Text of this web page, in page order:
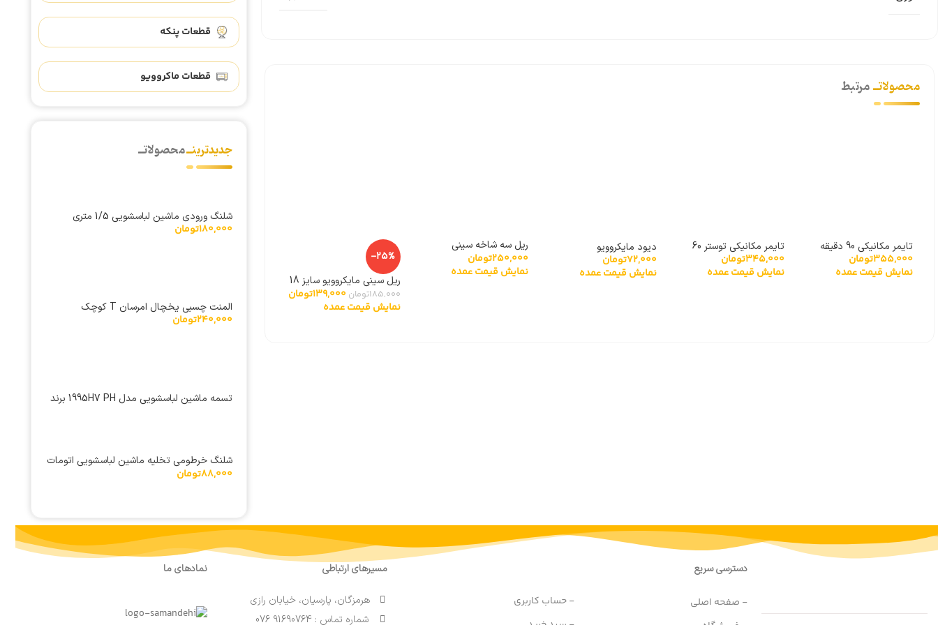
محصولاتــمرتبط
تایمر مکانیکی 90 دقیقه
355,000تومان
نمایش قیمت عمده
تایمر مکانیکی توستر 60
دقیقه
345,000تومان
نمایش قیمت عمده
دیود مایکروویو
72,000تومان
نمایش قیمت عمده
ریل سه شاخه سینی
مایکروویو
250,000تومان
نمایش قیمت عمده
-25%
ریل سینی مایکروویو سایز 18
سانتی متر
185,000تومان 139,000تومان
نمایش قیمت عمده
قطعات پنکه
قطعات ماکروویو
جدیدترینــمحصولاتــ
شلنگ ورودی ماشین لباسشویی 1/5 متری
180,000تومان
المنت چسبی یخچال امرسان T کوچک
240,000تومان
تسمه ماشین لباسشویی مدل 1995H7 PH برند
شلنگ خرطومی تخلیه ماشین لباسشویی اتومات
3 متری
88,000تومان
دسترسی سریع
- صفحه اصلی
- حساب کاربری
مسیرهای ارتباطی
هرمزگان، پارسیان، خیابان رازی
شماره تماس : 91690764 076
نمادهای ما